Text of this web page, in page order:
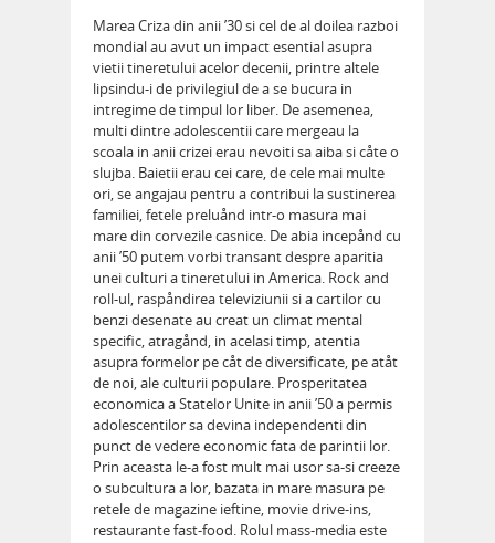
Marea Criza din anii ’30 si cel de al doilea razboi
mondial au avut un impact esential asupra
vietii tineretului acelor decenii, printre altele
lipsindu-i de privilegiul de a se bucura in
intregime de timpul lor liber. De asemenea,
multi dintre adolescentii care mergeau la
scoala in anii crizei erau nevoiti sa aiba si cåte o
slujba. Baietii erau cei care, de cele mai multe
ori, se angajau pentru a contribui la sustinerea
familiei, fetele preluånd intr-o masura mai
mare din corvezile casnice. De abia incepånd cu
anii ’50 putem vorbi transant despre aparitia
unei culturi a tineretului in America. Rock and
roll-ul, raspåndirea televiziunii si a cartilor cu
benzi desenate au creat un climat mental
specific, atragånd, in acelasi timp, atentia
asupra formelor pe cåt de diversificate, pe atåt
de noi, ale culturii populare. Prosperitatea
economica a Statelor Unite in anii ’50 a permis
adolescentilor sa devina independenti din
punct de vedere economic fata de parintii lor.
Prin aceasta le-a fost mult mai usor sa-si creeze
o subcultura a lor, bazata in mare masura pe
retele de magazine ieftine, movie drive-ins,
restaurante fast-food. Rolul mass-media este